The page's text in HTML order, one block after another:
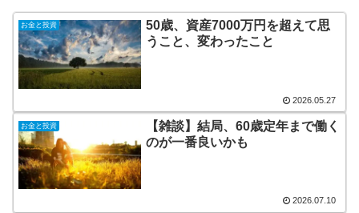
お金と投資
50歳、資産7000万円を超えて思
うこと、変わったこと
2026.05.27
お金と投資
【雑談】結局、60歳定年まで働く
のが一番良いかも
2026.07.10